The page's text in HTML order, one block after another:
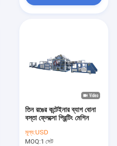
তিন রঙের কন্টেইনার ব্যাগ বোনা
বস্তা ফ্লেক্সো প্রিন্টিং মেশিন
মূল্য:USD
MOQ:1 সেট